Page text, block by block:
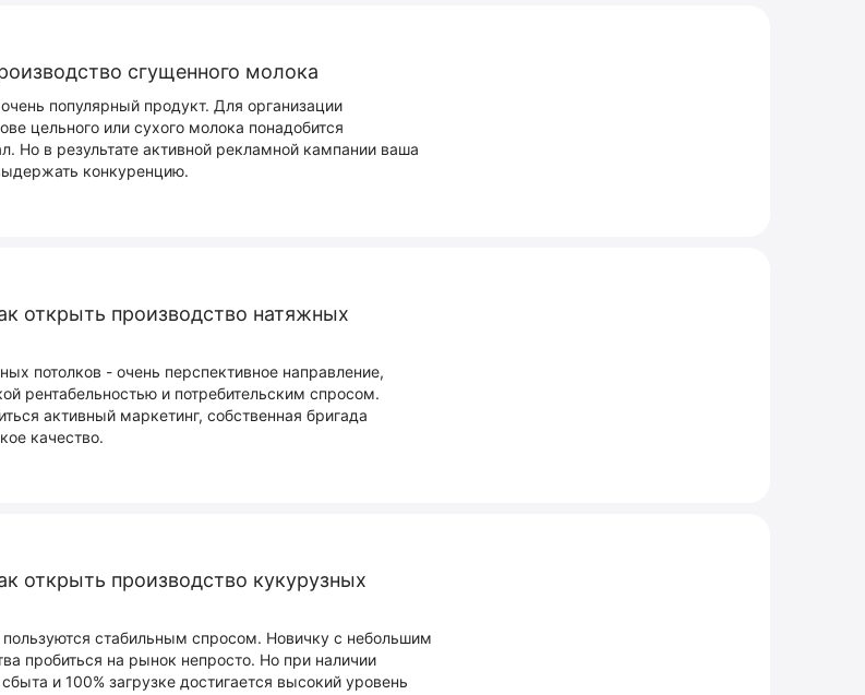
сгущенного молока
популярный продукт. Для организации
цельного или сухого молока понадобится
Но в результате активной рекламной кампании ваша
конкуренцию.
открыть производство натяжных
потолков - очень перспективное направление,
рентабельностью и потребительским спросом.
активный маркетинг, собственная бригада
качество.
открыть производство кукурузных
стабильным спросом. Новичку с небольшим
пробиться на рынок непросто. Но при наличии
и 100% загрузке достигается высокий уровень